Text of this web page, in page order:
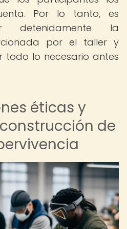
Por lo tanto, es
detenidamente la
por el taller y
todo lo necesario antes
éticas y
de